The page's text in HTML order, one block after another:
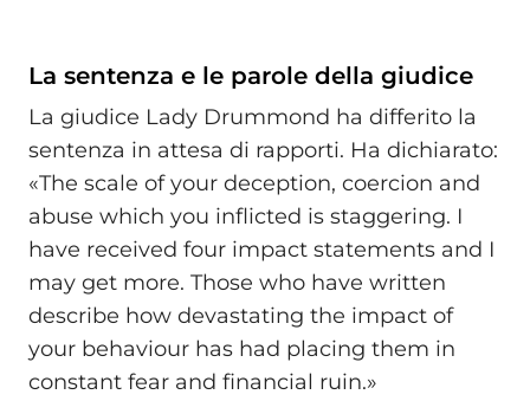
La sentenza e le parole della giudice
La giudice Lady Drummond ha differito la
sentenza in attesa di rapporti. Ha dichiarato:
«The scale of your deception, coercion and
abuse which you inflicted is staggering. I
have received four impact statements and I
may get more. Those who have written
describe how devastating the impact of
your behaviour has had placing them in
constant fear and financial ruin.»